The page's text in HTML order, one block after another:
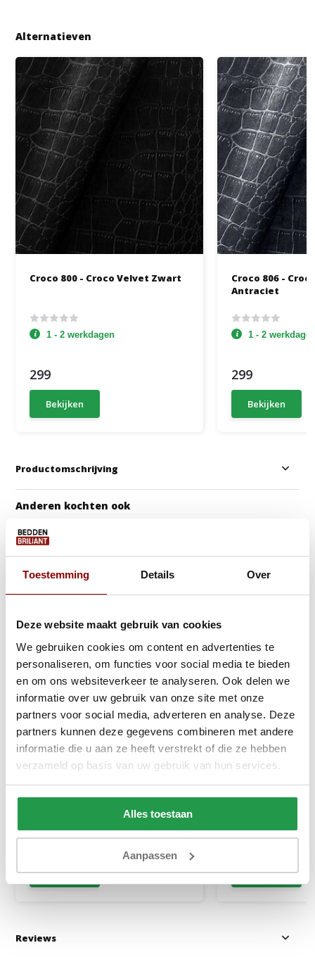
Toestemming Details Over
Deze website maakt gebruik van cookies
We gebruiken cookies om content en advertenties te
personaliseren, om functies voor social media te bieden
en om ons websiteverkeer te analyseren. Ook delen we
informatie over uw gebruik van onze site met onze
partners voor social media, adverteren en analyse. Deze
partners kunnen deze gegevens combineren met andere
informatie die u aan ze heeft verstrekt of die ze hebben
verzameld op basis van uw gebruik van hun services.
Alles toestaan
Aanpassen
Alternatieven
Croco 800 - Croco Velvet Zwart
1 - 2 werkdagen
299
Bekijken
Croco 806 -
Antraciet
1 - 2
299
Bekijken
Productomschrijving
Anderen kochten ook
Gratis Zomerdeal!
Opberg Boxspring zonder
Matras - Stel zelf samen
999 389
Bekijken
Opberg
samen
999 349
Bekijken
Reviews